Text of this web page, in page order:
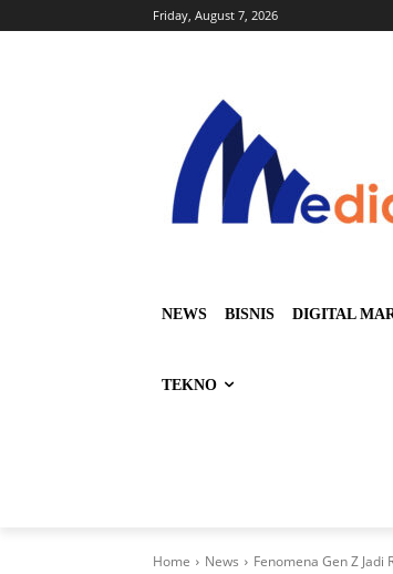
Friday, August 7, 2026
NEWS BISNIS DIGITAL
TEKNO
Home News Fenomena Gen Z